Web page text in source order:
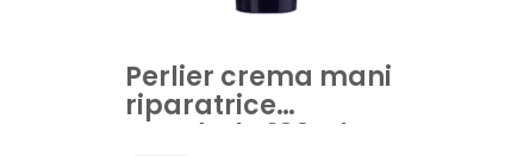
Perlier crema mani
riparatrice
Mandorla 100ml